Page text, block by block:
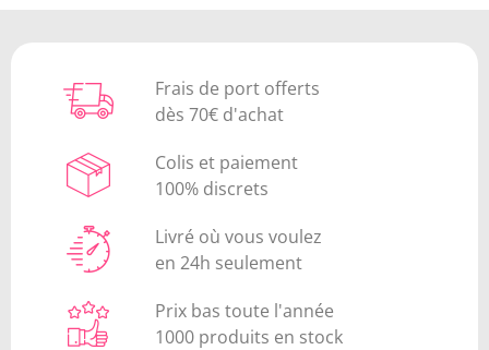
Frais de port offerts
dès 70€ d'achat
Colis et paiement
100% discrets
Livré où vous voulez
en 24h seulement
Prix bas toute l'année
1000 produits en stock